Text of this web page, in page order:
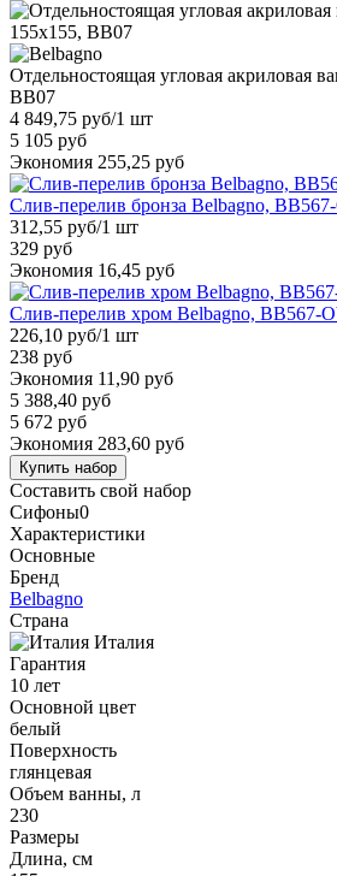
Отдельностоящая угловая акриловая
BB07
4 849,75 руб/1 шт
5 105 руб
Экономия 255,25 руб
Слив-перелив бронза Belbagno,
312,55 руб/1 шт
329 руб
Экономия 16,45 руб
Слив-перелив хром Belbagno, BB567-
226,10 руб/1 шт
238 руб
Экономия 11,90 руб
5 388,40 руб
5 672 руб
Экономия 283,60 руб
Купить набор
Составить свой набор
Сифоны0
Характеристики
Основные
Бренд
Belbagno
Страна
Италия
Гарантия
10 лет
Основной цвет
белый
Поверхность
глянцевая
Объем ванны, л
230
Размеры
Длина, см